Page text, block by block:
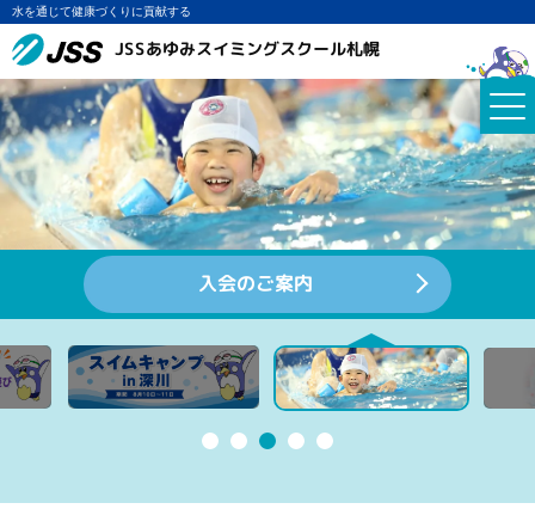
水を通じて健康づくりに貢献する
JSSあゆみスイミングスクール札幌
７月８日～受付開始！
７月１日～受付開始！
入会のご案内
保護者の皆様へ
レッスンスケジュール